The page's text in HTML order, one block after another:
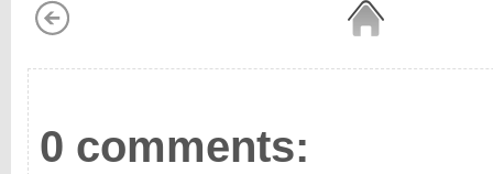
0 comments: